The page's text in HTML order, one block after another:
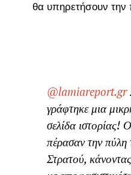
θα υπηρετήσουν την
@lamiareport.gr
γράφτηκε μια
σελίδα ιστορίας!
πέρασαν την πύλη
Στρατού,